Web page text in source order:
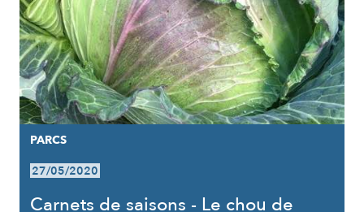
PARCS
27/05/2020
Carnets de saisons - Le chou de